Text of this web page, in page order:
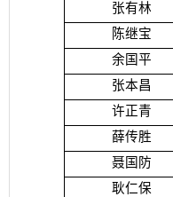
张有林
陈继宝
余国平
张本昌
许正青
薛传胜
聂国防
耿仁保